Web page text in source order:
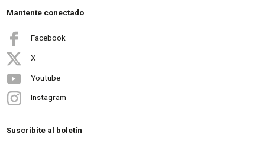
Mantente conectado
Facebook
X
Youtube
Instagram
Suscribite al boletín